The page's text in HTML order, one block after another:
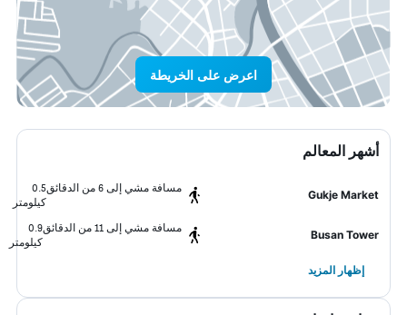
اعرض على الخريطة
أشهر المعالم
Gukje Market
مسافة مشي إلى 6 من الدقائق
0.5
كيلومتر
Busan Tower
مسافة مشي إلى 11 من الدقائق
0.9
كيلومتر
إظهار المزيد